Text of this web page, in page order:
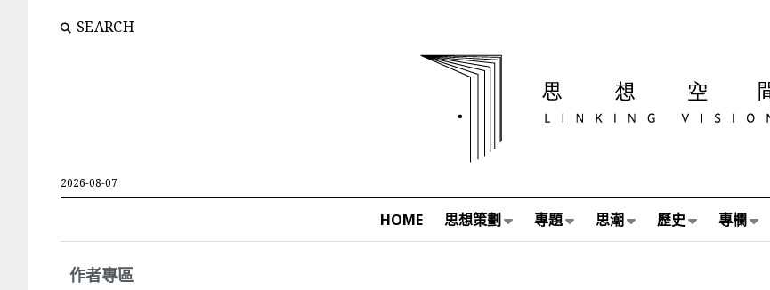
SEARCH
2026-08-07
HOME 思想策劃 專題 思潮 歷史 專欄
作者專區